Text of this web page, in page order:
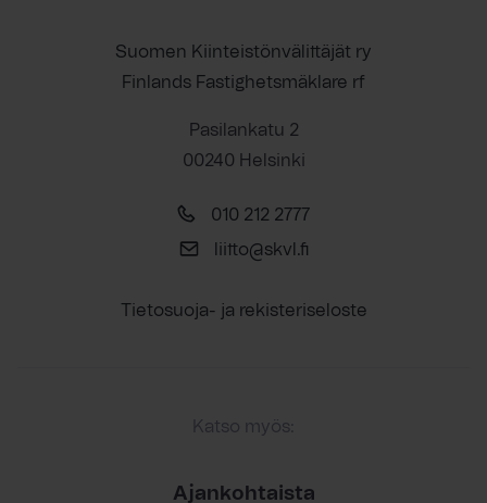
Suomen Kiinteistönvälittäjät ry
Finlands Fastighetsmäklare rf
Pasilankatu 2
00240 Helsinki
010 212 2777
liitto@skvl.fi
Tietosuoja- ja rekisteriseloste
Katso myös:
Ajankohtaista